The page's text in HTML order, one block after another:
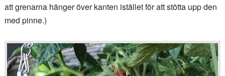
att grenarna hänger över kanten istället för att stötta upp den
med pinne.)